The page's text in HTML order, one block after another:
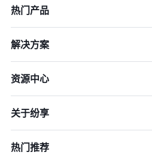
热门产品
解决方案
资源中心
关于纷享
热门推荐